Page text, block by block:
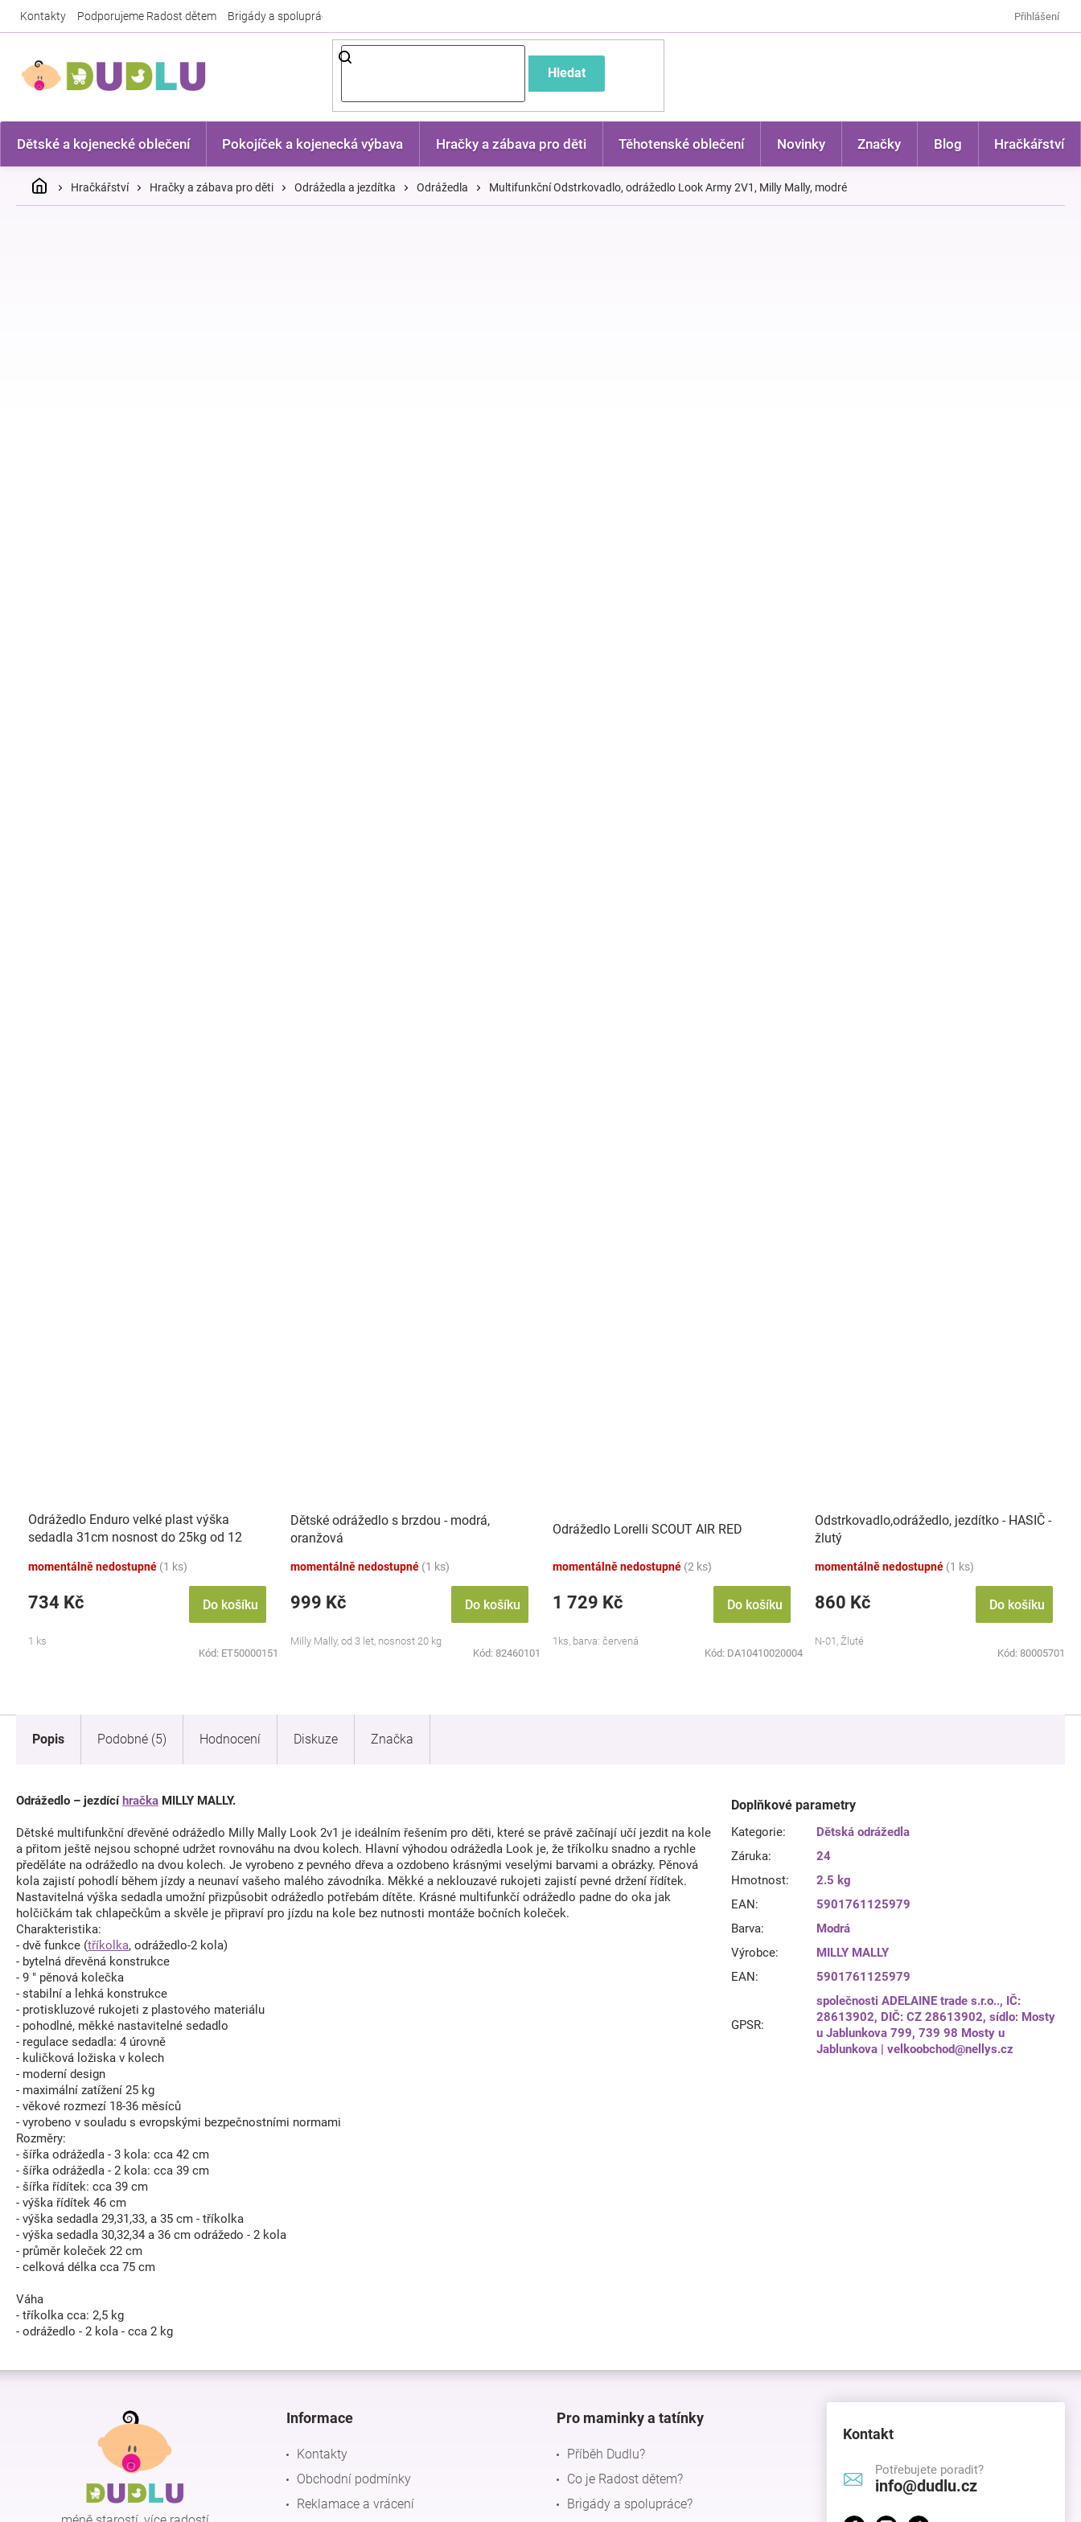
Kontakty Podporujeme Radost dětem Brigády a spolupráce Přihlášení
Hledat
Dětské a kojenecké oblečení Pokojíček a kojenecká výbava Hračky a zábava pro děti Těhotenské oblečení Novinky Značky Blog Hračkářství
DomůHračkářství Hračky a zábava pro děti Odrážedla a jezdítka Odrážedla Multifunkční Odstrkovadlo, odrážedlo Look Army 2V1, Milly Mally, modré
Odrážedlo Enduro velké plast výška
sedadla 31cm nosnost do 25kg od 12
momentálně nedostupné (1 ks)
734 Kč Do košíku
1 ks
Kód: ET50000151
Dětské odrážedlo s brzdou - modrá,
oranžová
momentálně nedostupné (1 ks)
999 Kč Do košíku
Milly Mally, od 3 let, nosnost 20 kg
Kód: 82460101
Odrážedlo Lorelli SCOUT AIR RED
momentálně nedostupné (2 ks)
1 729 Kč Do košíku
1ks, barva: červená
Kód: DA10410020004
Odstrkovadlo,odrážedlo, jezdítko - HASIČ -
žlutý
momentálně nedostupné (1 ks)
860 Kč Do košíku
N-01, Žluté
Kód: 80005701
Popis Podobné (5) Hodnocení Diskuze Značka
Odrážedlo – jezdícíhračka MILLY MALLY.
Dětské multifunkční dřevěné odrážedlo Milly Mally Look 2v1 je ideálním řešením pro děti, které se právě začínají učí jezdit na kole
a přitom ještě nejsou schopné udržet rovnováhu na dvou kolech. Hlavní výhodou odrážedla Look je, že tříkolku snadno a rychle
předěláte na odrážedlo na dvou kolech. Je vyrobeno z pevného dřeva a ozdobeno krásnými veselými barvami a obrázky. Pěnová
kola zajistí pohodlí během jízdy a neunaví vašeho malého závodníka. Měkké a neklouzavé rukojeti zajistí pevné držení řídítek.
Nastavitelná výška sedadla umožní přizpůsobit odrážedlo potřebám dítěte. Krásné multifunkčí odrážedlo padne do oka jak
holčičkám tak chlapečkům a skvěle je připraví pro jízdu na kole bez nutnosti montáže bočních koleček.
Charakteristika:
- dvě funkce (tříkolka, odrážedlo-2 kola)
- bytelná dřevěná konstrukce
- 9 " pěnová kolečka
- stabilní a lehká konstrukce
- protiskluzové rukojeti z plastového materiálu
- pohodlné, měkké nastavitelné sedadlo
- regulace sedadla: 4 úrovně
- kuličková ložiska v kolech
- moderní design
- maximální zatížení 25 kg
- věkové rozmezí 18-36 měsíců
- vyrobeno v souladu s evropskými bezpečnostními normami
Rozměry:
- šířka odrážedla - 3 kola: cca 42 cm
- šířka odrážedla - 2 kola: cca 39 cm
- šířka řídítek: cca 39 cm
- výška řídítek 46 cm
- výška sedadla 29,31,33, a 35 cm - tříkolka
- výška sedadla 30,32,34 a 36 cm odrážedo - 2 kola
- průměr koleček 22 cm
- celková délka cca 75 cm
Váha
- tříkolka cca: 2,5 kg
- odrážedlo - 2 kola - cca 2 kg
Doplňkové parametry
Kategorie:
Dětská odrážedla
Záruka:
24
Hmotnost:
2.5 kg
EAN:
5901761125979
Barva:
Modrá
Výrobce:
MILLY MALLY
EAN: 5901761125979
GPSR:
společnosti ADELAINE trade s.r.o.., IČ:
28613902, DIČ: CZ 28613902, sídlo: Mosty
u Jablunkova 799, 739 98 Mosty u
Jablunkova | velkoobchod@nellys.cz
Z
Informace
Kontakty
Obchodní podmínky
Reklamace a vrácení
Pro maminky a tatínky
Příběh Dudlu?
Co je Radost dětem?
Brigády a spolupráce?
Kontakt
Potřebujete poradit?
info@dudlu.cz